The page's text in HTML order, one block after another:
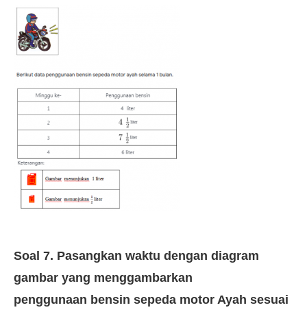
Soal 7. Pasangkan waktu dengan diagram
gambar yang menggambarkan
penggunaan bensin sepeda motor Ayah sesuai